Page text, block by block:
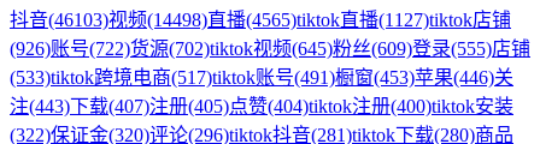
抖音(46103)视频(14498)直播(4565)tiktok直播(1127)tiktok店铺
(926)账号(722)货源(702)tiktok视频(645)粉丝(609)登录(555)店铺
(533)tiktok跨境电商(517)tiktok账号(491)橱窗(453)苹果(446)关
注(443)下载(407)注册(405)点赞(404)tiktok注册(400)tiktok安装
(322)保证金(320)评论(296)tiktok抖音(281)tiktok下载(280)商品